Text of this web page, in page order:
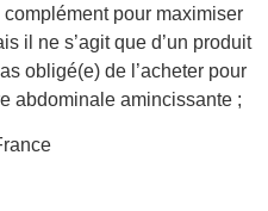
pour maximiser
il ne s’agit que d’un produit
obligé(e) de l’acheter pour
abdominale amincissante ;